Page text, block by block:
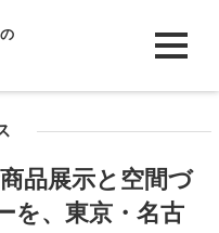
品展示と空間づ
を、東京・名古